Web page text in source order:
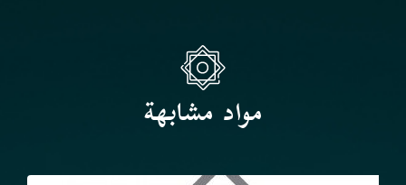
مواد مشابهة